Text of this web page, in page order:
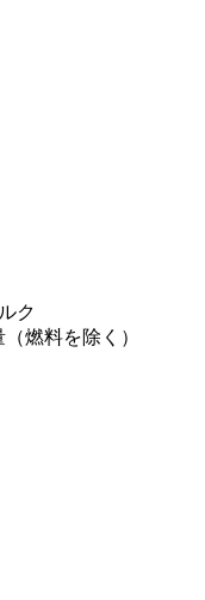
ク
燃料を除く）